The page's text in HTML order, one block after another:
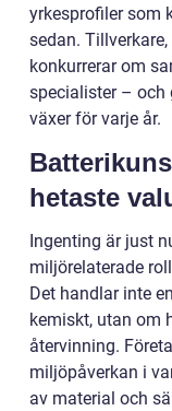
yrkesprofiler som
sedan.
konkurrerar om
specialister – och
växer för varje år.
hetaste
Ingenting är just
miljörelaterade
Det handlar inte
kemiskt, utan om
återvinning.
miljöpåverkan i
av material och